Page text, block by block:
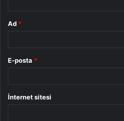
Ad *
E-posta *
İnternet sitesi